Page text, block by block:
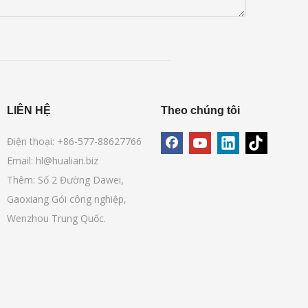
LIÊN HỆ
Điện thoại: +86-577-88627766
Email: hl@hualian.biz
Thêm: Số 2 Đường Dawei,
Gaoxiang Gói công nghiệp,
Wenzhou Trung Quốc.
Theo chúng tôi